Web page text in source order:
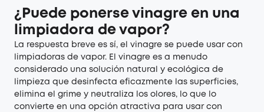
¿Puede ponerse vinagre en una
limpiadora de vapor?
La respuesta breve es sí, el vinagre se puede usar con
limpiadoras de vapor. El vinagre es a menudo
considerado una solución natural y ecológica de
limpieza que desinfecta eficazmente las superficies,
elimina el grime y neutraliza los olores, lo que lo
convierte en una opción atractiva para usar con